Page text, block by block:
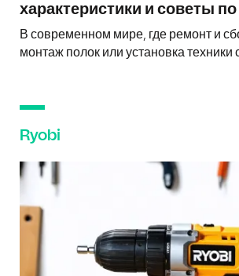
характеристики и советы
В современном мире, где ремонт и
монтаж полок или установка техники
Ryobi